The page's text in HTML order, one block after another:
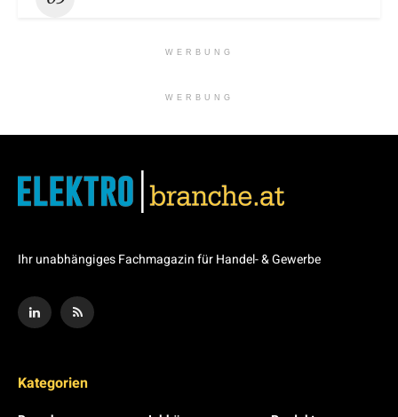
WERBUNG
WERBUNG
Ihr unabhängiges Fachmagazin für Handel- & Gewerbe
Kategorien